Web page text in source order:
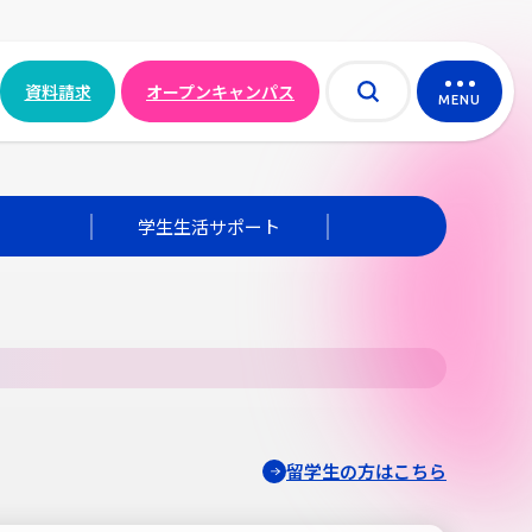
資料請求 オープンキャンパス MENU
学生生活サポート
留学生の方はこちら